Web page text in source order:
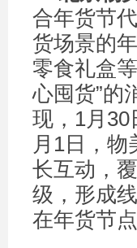
合年货节
货场景的
零食礼盒
心囤货”的
现，1月30
月1日，
长互动，
级，形成
在年货节